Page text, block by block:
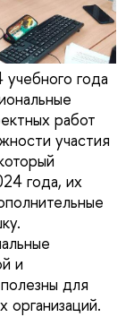
года
работ
участия
года, их
и
для
организаций.